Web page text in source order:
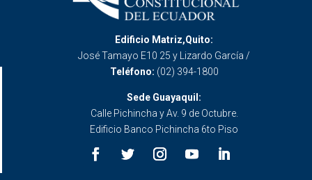
Edificio Matriz,Quito:
José Tamayo E10 25 y Lizardo García /
Teléfono: (02) 394-1800
Sede Guayaquil:
Calle Pichincha y Av. 9 de Octubre.
Edificio Banco Pichincha 6to Piso